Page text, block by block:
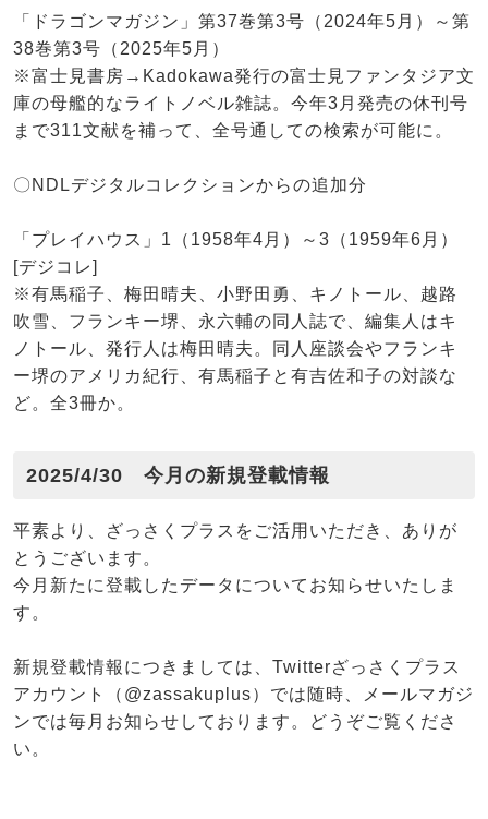
「ドラゴンマガジン」第37巻第3号（2024年5月）～第
38巻第3号（2025年5月）
※富士見書房→Kadokawa発行の富士見ファンタジア文
庫の母艦的なライトノベル雑誌。今年3月発売の休刊号
まで311文献を補って、全号通しての検索が可能に。
〇NDLデジタルコレクションからの追加分
「プレイハウス」1（1958年4月）～3（1959年6月）
[デジコレ]
※有馬稲子、梅田晴夫、小野田勇、キノトール、越路
吹雪、フランキー堺、永六輔の同人誌で、編集人はキ
ノトール、発行人は梅田晴夫。同人座談会やフランキ
ー堺のアメリカ紀行、有馬稲子と有吉佐和子の対談な
ど。全3冊か。
2025/4/30 今月の新規登載情報
平素より、ざっさくプラスをご活用いただき、ありが
とうございます。
今月新たに登載したデータについてお知らせいたしま
す。
新規登載情報につきましては、Twitterざっさくプラス
アカウント（@zassakuplus）では随時、メールマガジ
ンでは毎月お知らせしております。どうぞご覧くださ
い。